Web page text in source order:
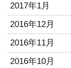
2017年1月
2016年12月
2016年11月
2016年10月